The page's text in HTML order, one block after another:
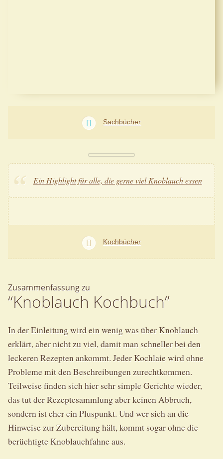
Sachbücher
Ein Highlight für alle, die gerne viel Knoblauch essen
Kochbücher
Zusammenfassung zu
“Knoblauch Kochbuch”
In der Einleitung wird ein wenig was über Knoblauch
erklärt, aber nicht zu viel, damit man schneller bei den
leckeren Rezepten ankommt. Jeder Kochlaie wird ohne
Probleme mit den Beschreibungen zurechtkommen.
Teilweise finden sich hier sehr simple Gerichte wieder,
das tut der Rezeptesammlung aber keinen Abbruch,
sondern ist eher ein Pluspunkt. Und wer sich an die
Hinweise zur Zubereitung hält, kommt sogar ohne die
berüchtigte Knoblauchfahne aus.